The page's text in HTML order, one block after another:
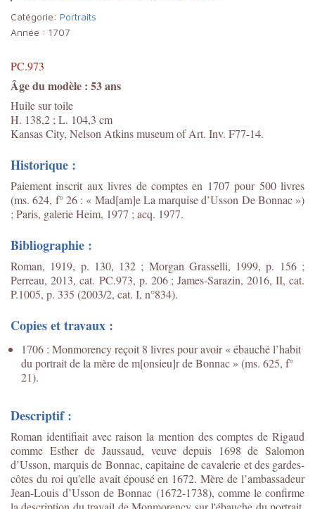
Catégorie: Portraits
Année : 1707
PC.973
Âge du modèle : 53 ans
Huile sur toile
H. 138,2 ; L. 104,3 cm
Kansas City, Nelson Atkins museum of Art. Inv. F77-14.
Historique :
Paiement inscrit aux livres de comptes en 1707 pour 500 livres
(ms. 624, f° 26 : « Mad[am]e La marquise d’Usson De Bonnac »)
; Paris, galerie Heim, 1977 ; acq. 1977.
Bibliographie :
Roman, 1919, p. 130, 132 ; Morgan Grasselli, 1999, p. 156 ;
Perreau, 2013, cat. PC.973, p. 206 ; James-Sarazin, 2016, II, cat.
P.1005, p. 335 (2003/2, cat. I, n°834).
Copies et travaux :
1706 : Monmorency reçoit 8 livres pour avoir « ébauché l’habit
du portrait de la mère de m[onsieu]r de Bonnac » (ms. 625, f°
21).
Descriptif :
Roman identifiait avec raison la mention des comptes de Rigaud
comme Esther de Jaussaud, veuve depuis 1698 de Salomon
d’Usson, marquis de Bonnac, capitaine de cavalerie et des gardes-
côtes du roi qu'elle avait épousé en 1672. Mère de l’ambassadeur
Jean-Louis d’Usson de Bonnac (1672-1738), comme le confirme